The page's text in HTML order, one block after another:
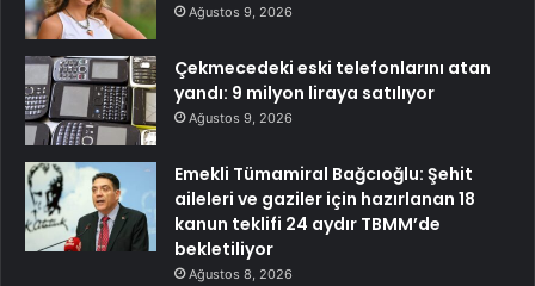
Ağustos 9, 2026
Çekmecedeki eski telefonlarını atan
yandı: 9 milyon liraya satılıyor
Ağustos 9, 2026
Emekli Tümamiral Bağcıoğlu: Şehit
aileleri ve gaziler için hazırlanan 18
kanun teklifi 24 aydır TBMM’de
bekletiliyor
Ağustos 8, 2026